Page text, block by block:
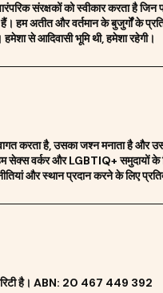
संरक्षकों को स्वीकार करता है जिन
हम अतीत और वर्तमान के बुजुर्गों के
से आदिवासी भूमि थी, हमेशा रहेगी।
करता है, उसका जश्न मनाता है और
सेक्स वर्कर और LGBTIQ+ समुदायों के
और स्थान प्रदान करने के लिए
है। ABN: 20 467 449 392